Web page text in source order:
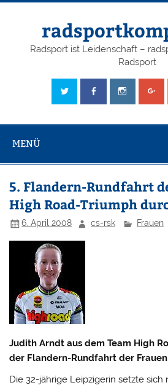
Radsport ist Leidenschaft –
Radsport
MENÜ
5. Flandern-Rundfahrt
High Road-Triumph
6. April 2008 cs-rsk Frauen
Judith Arndt aus dem Team High
der Flandern-Rundfahrt der
Die 32-jährige Leipzigerin setzte sich